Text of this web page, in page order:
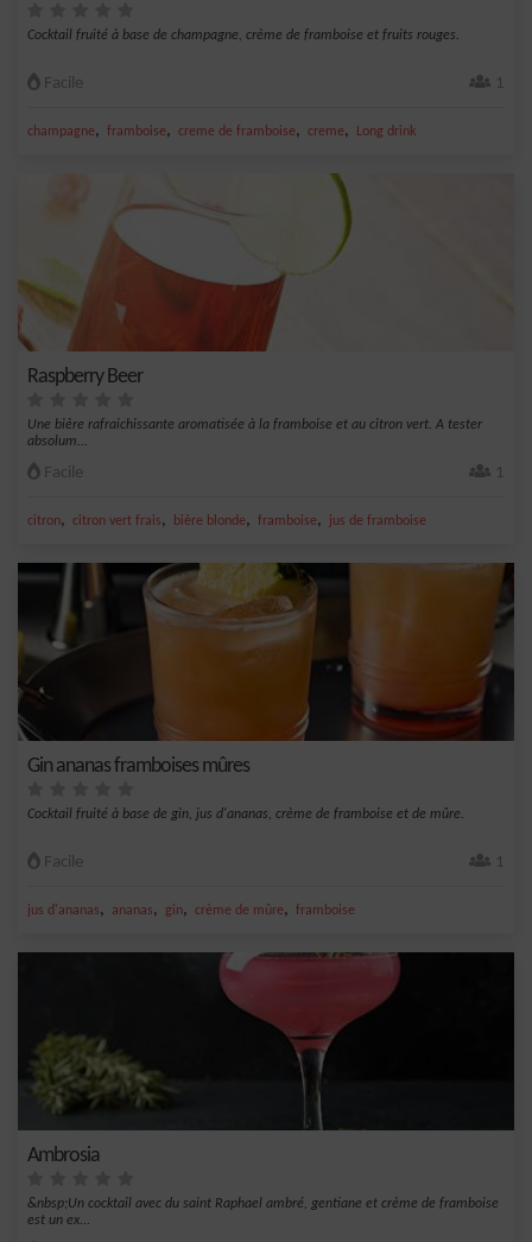
Cocktail fruité à base de champagne, crème de framboise et fruits rouges.
Facile 1
champagne, framboise, creme de framboise, creme, Long drink
Raspberry Beer
Une bière rafraichissante aromatisée à la framboise et au citron vert. A tester
absolum...
Facile 1
citron, citron vert frais, bière blonde, framboise, jus de framboise
Gin ananas framboises mûres
Cocktail fruité à base de gin, jus d'ananas, crème de framboise et de mûre.
Facile 1
jus d'ananas, ananas, gin, crème de mûre, framboise
Ambrosia
&nbsp;Un cocktail avec du saint Raphael ambré, gentiane et crème de framboise
est un ex...